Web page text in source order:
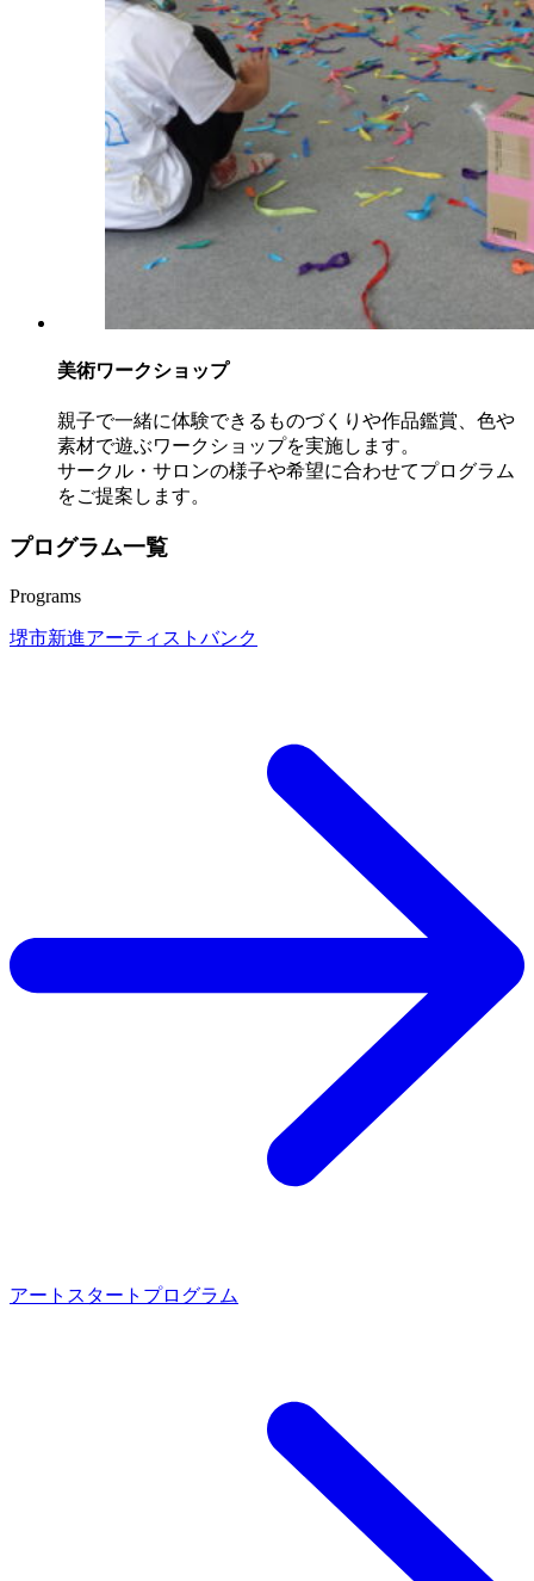
美術ワークショップ
親子で一緒に体験できるものづくりや作品鑑賞、色や
素材で遊ぶワークショップを実施します。
サークル・サロンの様子や希望に合わせてプログラム
をご提案します。
プログラム一覧
Programs
堺市新進アーティストバンク
アートスタートプログラム